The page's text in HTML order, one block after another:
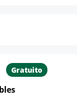
Gratuito